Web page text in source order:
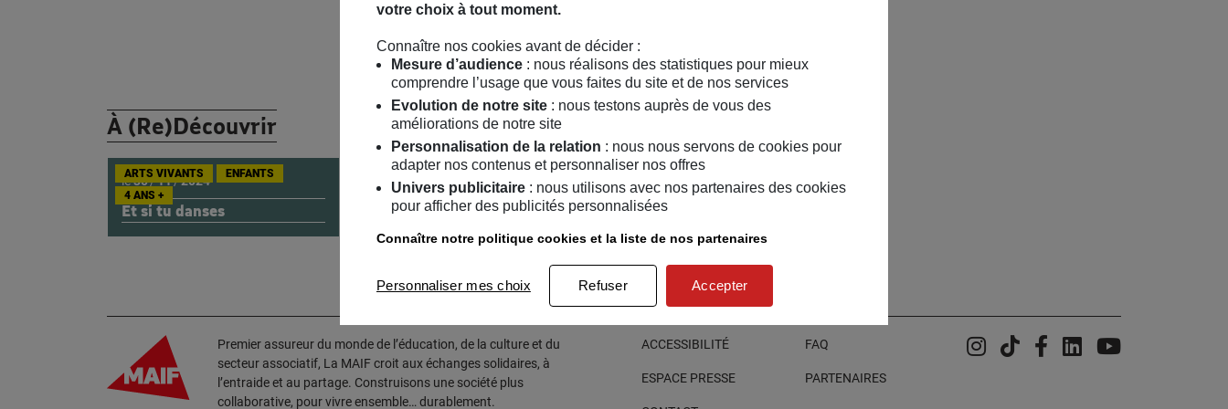
À (Re)Découvrir
Et si tu danses
le30/11/2024
ARTS VIVANTS
ENFANTS
4 ANS +
Premier assureur du monde de l’éducation, de la culture et du
secteur associatif, La MAIF croit aux échanges solidaires, à
l’entraide et au partage. Construisons une société plus
collaborative, pour vivre ensemble… durablement.
ACCESSIBILITÉ
ESPACE PRESSE
FAQ
PARTENAIRES
Instagram
TiktokFacebook
LinkedinYouTube
votre choix à tout moment.
Connaître nos cookies avant de décider :
Mesure d’audience : nous réalisons des statistiques pour mieux
comprendre l’usage que vous faites du site et de nos services
Evolution de notre site : nous testons auprès de vous des
améliorations de notre site
Personnalisation de la relation : nous nous servons de cookies pour
adapter nos contenus et personnaliser nos offres
Univers publicitaire : nous utilisons avec nos partenaires des cookies
pour afficher des publicités personnalisées
Connaître notre politique cookies et la liste de nos partenaires
Personnaliser mes choix Refuser Accepter